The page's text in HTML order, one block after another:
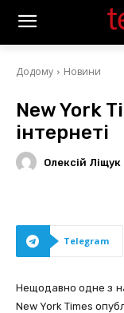
Додому Новини
New York
інтернеті
Олексій Ліщук
Telegram
Нещодавно одне з
New York Times